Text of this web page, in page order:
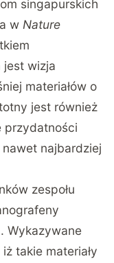
singapurskich
w Nature
jest wizja
materiałów o
jest również
przydatności
najbardziej
zespołu
Wykazywane
takie materiały